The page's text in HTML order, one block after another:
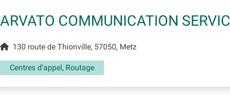
ARVATO COMMUNICATION
130 route de Thionville, 57050, Metz
Centres d'appel, Routage